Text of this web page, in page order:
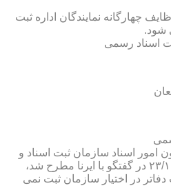
چهارگانه نمایندگان اداره ثبت
شود.
امور اسناد سازمان ثبت اسناد و
املاک کشور که در مورخ ۲۳/۱۱/۹۱ در گفتگو با ایرنا مطرح شد،
در اختیار سازمان ثبت نمی